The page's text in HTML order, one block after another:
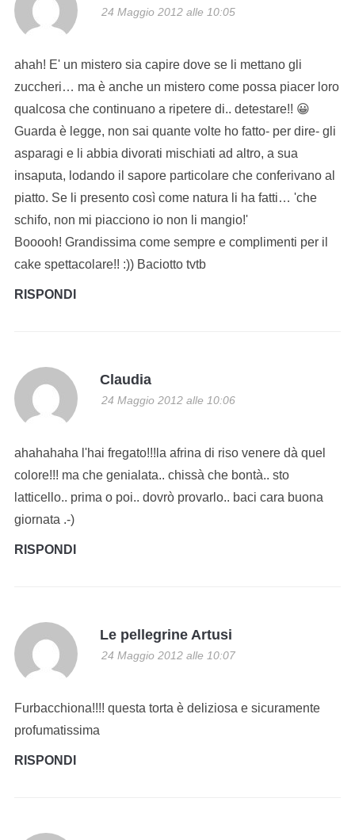
24 Maggio 2012 alle 10:05
ahah! E' un mistero sia capire dove se li mettano gli
zuccheri… ma è anche un mistero come possa piacer loro
qualcosa che continuano a ripetere di.. detestare!! 😀
Guarda è legge, non sai quante volte ho fatto- per dire- gli
asparagi e li abbia divorati mischiati ad altro, a sua
insaputa, lodando il sapore particolare che conferivano al
piatto. Se li presento così come natura li ha fatti… 'che
schifo, non mi piacciono io non li mangio!'
Booooh! Grandissima come sempre e complimenti per il
cake spettacolare!! :)) Baciotto tvtb
RISPONDI
Claudia
24 Maggio 2012 alle 10:06
ahahahaha l'hai fregato!!!la afrina di riso venere dà quel
colore!!! ma che genialata.. chissà che bontà.. sto
latticello.. prima o poi.. dovrò provarlo.. baci cara buona
giornata .-)
RISPONDI
Le pellegrine Artusi
24 Maggio 2012 alle 10:07
Furbacchiona!!!! questa torta è deliziosa e sicuramente
profumatissima
RISPONDI